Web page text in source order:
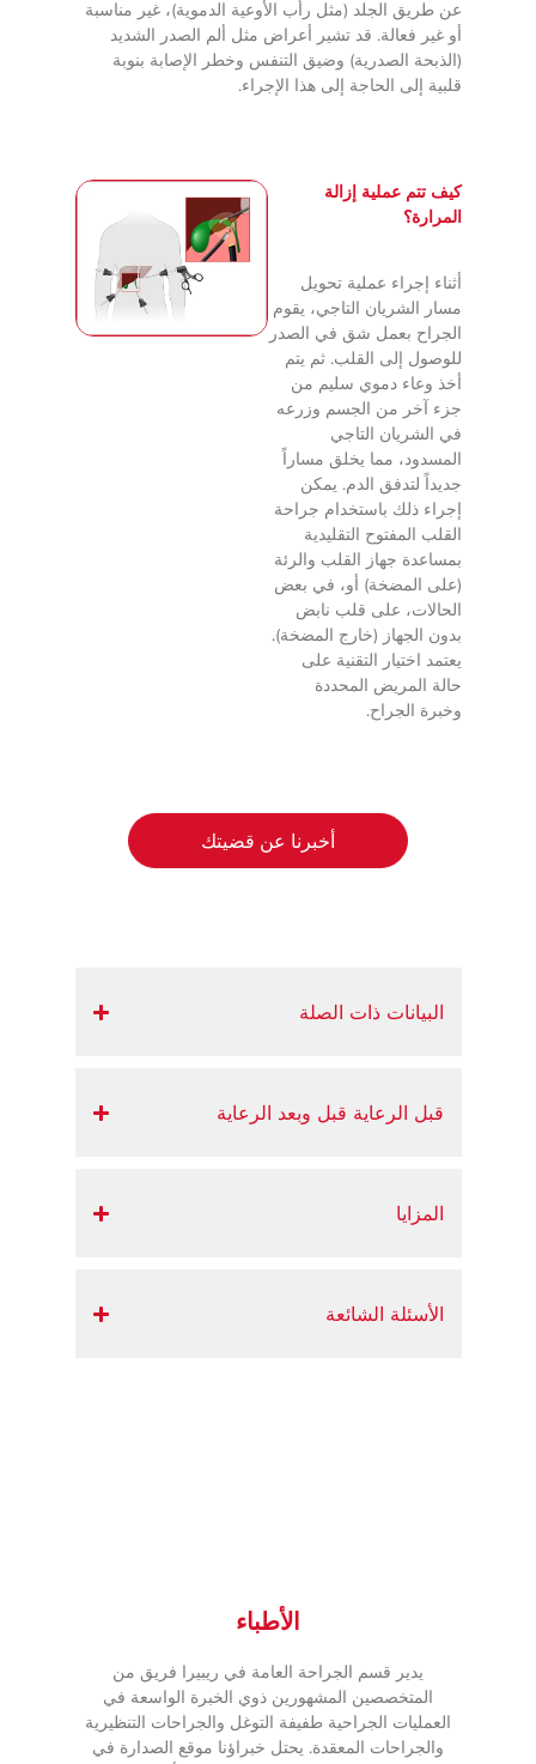
عن طريق الجلد (مثل رأب الأوعية الدموية)، غير مناسبة
أو غير فعالة. قد تشير أعراض مثل ألم الصدر الشديد
(الذبحة الصدرية) وضيق التنفس وخطر الإصابة بنوبة
قلبية إلى الحاجة إلى هذا الإجراء.
كيف تتم عملية إزالة
المرارة؟
أثناء إجراء عملية تحويل
مسار الشريان التاجي، يقوم
الجراح بعمل شق في الصدر
للوصول إلى القلب. ثم يتم
أخذ وعاء دموي سليم من
جزء آخر من الجسم وزرعه
في الشريان التاجي
المسدود، مما يخلق مساراً
جديداً لتدفق الدم. يمكن
إجراء ذلك باستخدام جراحة
القلب المفتوح التقليدية
بمساعدة جهاز القلب والرئة
(على المضخة) أو، في بعض
الحالات، على قلب نابض
بدون الجهاز (خارج المضخة).
يعتمد اختيار التقنية على
حالة المريض المحددة
وخبرة الجراح.
أخبرنا عن قضيتك
البيانات ذات الصلة
قبل الرعاية قبل وبعد الرعاية
المزايا
الأسئلة الشائعة
الأطباء
يدير قسم الجراحة العامة في ريبيرا فريق من
المتخصصين المشهورين ذوي الخبرة الواسعة في
العمليات الجراحية طفيفة التوغل والجراحات التنظيرية
والجراحات المعقدة. يحتل خبراؤنا موقع الصدارة في